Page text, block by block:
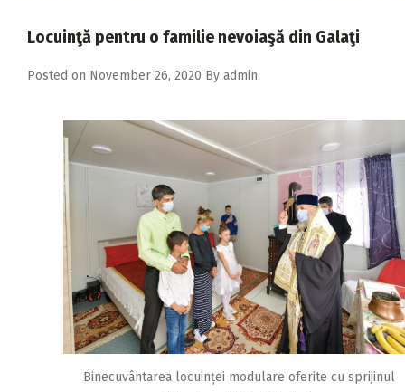
2017
2016
Locuinţă pentru o familie nevoiaşă din Galaţi
Posted on November 26, 2020 By admin
Binecuvântarea locuinței modulare oferite cu sprijinul